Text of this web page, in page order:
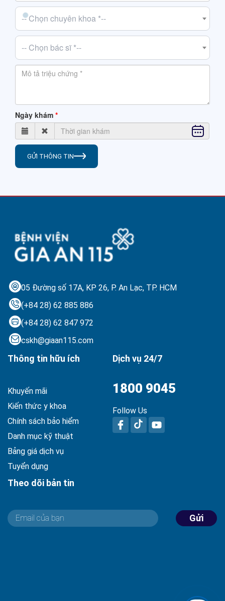
-- Chọn chuyên khoa *--
-- Chọn bác sĩ *--
Ngày khám
GỬI THÔNG TIN
05 Đường số 17A, KP 26, P. An Lạc, TP. HCM
(+84 28) 62 885 886
(+84 28) 62 847 972
cskh@giaan115.com
Thông tin hữu ích
Khuyến mãi
Kiến thức y khoa
Chính sách bảo hiểm
Danh mục kỹ thuật
Bảng giá dịch vụ
Tuyển dụng
Dịch vụ 24/7
1800 9045
Follow Us
Theo dõi bản tin
Gửi